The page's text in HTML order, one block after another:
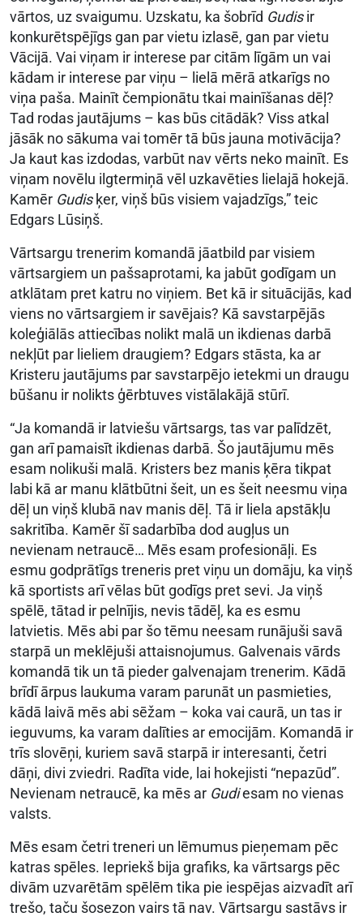
vārtos, uz svaigumu. Uzskatu, ka šobrīd Gudisir
konkurētspējīgs gan par vietu izlasē, gan par vietu
Vācijā. Vai viņam ir interese par citām līgām un vai
kādam ir interese par viņu – lielā mērā atkarīgs no
viņa paša. Mainīt čempionātu tkai mainīšanas dēļ?
Tad rodas jautājums – kas būs citādāk? Viss atkal
jāsāk no sākuma vai tomēr tā būs jauna motivācija?
Ja kaut kas izdodas, varbūt nav vērts neko mainīt. Es
viņam novēlu ilgtermiņā vēl uzkavēties lielajā hokejā.
Kamēr Gudisķer, viņš būs visiem vajadzīgs,” teic
Edgars Lūsiņš.
Vārtsargu trenerim komandā jāatbild par visiem
vārtsargiem un pašsaprotami, ka jabūt godīgam un
atklātam pret katru no viņiem. Bet kā ir situācijās, kad
viens no vārtsargiem ir savējais? Kā savstarpējās
koleģiālās attiecības nolikt malā un ikdienas darbā
nekļūt par lieliem draugiem? Edgars stāsta, ka ar
Kristeru jautājums par savstarpējo ietekmi un draugu
būšanu ir nolikts ģērbtuves vistālakājā stūrī.
“Ja komandā ir latviešu vārtsargs, tas var palīdzēt,
gan arī pamaisīt ikdienas darbā. Šo jautājumu mēs
esam nolikuši malā. Kristers bez manis ķēra tikpat
labi kā ar manu klātbūtni šeit, un es šeit neesmu viņa
dēļ un viņš klubā nav manis dēļ. Tā ir liela apstākļu
sakritība. Kamēr šī sadarbība dod augļus un
nevienam netraucē… Mēs esam profesionāļi. Es
esmu godprātīgs treneris pret viņu un domāju, ka viņš
kā sportists arī vēlas būt godīgs pret sevi. Ja viņš
spēlē, tātad ir pelnījis, nevis tādēļ, ka es esmu
latvietis. Mēs abi par šo tēmu neesam runājuši savā
starpā un meklējuši attaisnojumus. Galvenais vārds
komandā tik un tā pieder galvenajam trenerim. Kādā
brīdī ārpus laukuma varam parunāt un pasmieties,
kādā laivā mēs abi sēžam – koka vai caurā, un tas ir
ieguvums, ka varam dalīties ar emocijām. Komandā ir
trīs slovēņi, kuriem savā starpā ir interesanti, četri
dāņi, divi zviedri. Radīta vide, lai hokejisti “nepazūd”.
Nevienam netraucē, ka mēs ar Gudiesam no vienas
valsts.
Mēs esam četri treneri un lēmumus pieņemam pēc
katras spēles. Iepriekš bija grafiks, ka vārtsargs pēc
divām uzvarētām spēlēm tika pie iespējas aizvadīt arī
trešo, taču šosezon vairs tā nav. Vārtsargu sastāvs ir